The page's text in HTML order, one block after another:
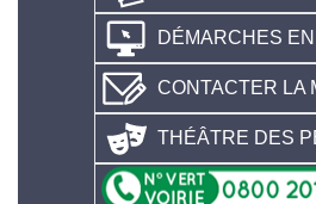
DÉMARCHES
CONTACTER LA
THÉÂTRE DES